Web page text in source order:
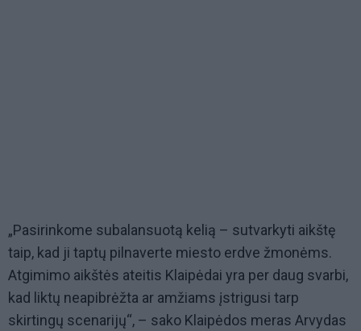
„Pasirinkome subalansuotą kelią – sutvarkyti aikštę
taip, kad ji taptų pilnaverte miesto erdve žmonėms.
Atgimimo aikštės ateitis Klaipėdai yra per daug svarbi,
kad liktų neapibrėžta ar amžiams įstrigusi tarp
skirtingų scenarijų“, – sako Klaipėdos meras Arvydas